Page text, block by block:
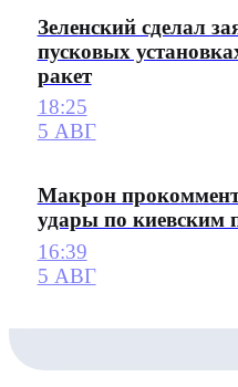
Зеленский сделал
пусковых
ракет
18:25
5 АВГ
Макрон
удары по киевским
16:39
5 АВГ